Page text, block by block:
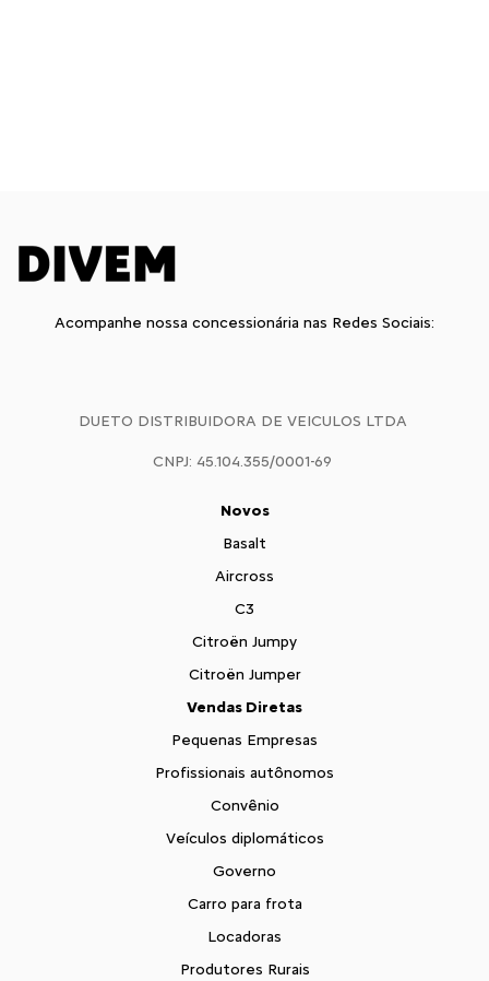
Acompanhe nossa concessionária nas Redes Sociais:
DUETO DISTRIBUIDORA DE VEICULOS LTDA
CNPJ: 45.104.355/0001-69
Novos
Basalt
Aircross
C3
Citroën Jumpy
Citroën Jumper
Vendas Diretas
Pequenas Empresas
Profissionais autônomos
Convênio
Veículos diplomáticos
Governo
Carro para frota
Locadoras
Produtores Rurais